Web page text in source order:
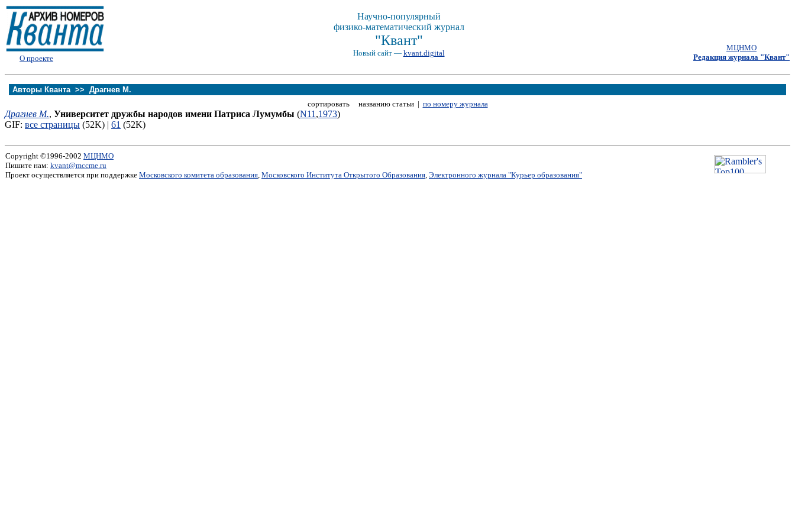
О проекте
Научно-популярный
физико-математический журнал
"Квант"
Новый сайт — kvant.digital
МЦНМО
Редакция журнала "Квант"
Авторы Кванта >> Драгнев М.
сортировать названию статьи | по номеру журнала
Драгнев М., Университет дружбы народов имени Патриса Лумумбы (N11 ,1973)
GIF: все страницы (52K) | 61 (52K)
Copyright ©1996-2002 МЦНМО
Пишите нам: kvant@mccme.ru
Проект осуществляется при поддержке Московского комитета образования, Московского Института Открытого Образования, Электронного журнала "Курьер образования"